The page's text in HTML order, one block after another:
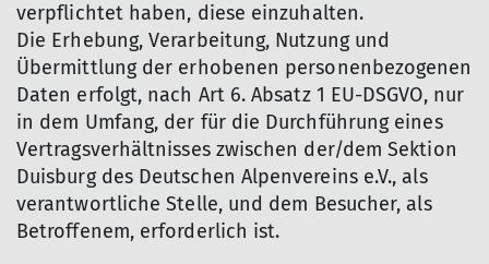
verpflichtet haben, diese einzuhalten.
Die Erhebung, Verarbeitung, Nutzung und
Übermittlung der erhobenen personenbezogenen
Daten erfolgt, nach Art 6. Absatz 1 EU-DSGVO, nur
in dem Umfang, der für die Durchführung eines
Vertragsverhältnisses zwischen der/dem Sektion
Duisburg des Deutschen Alpenvereins e.V., als
verantwortliche Stelle, und dem Besucher, als
Betroffenem, erforderlich ist.